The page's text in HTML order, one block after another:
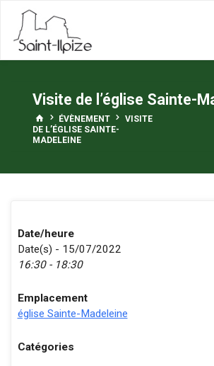
content
Visite de l’église Sainte-
HOMEÉVÈNEMENT
VISITE
DE L’ÉGLISE SAINTE-
MADELEINE
Date/heure
Date(s) - 15/07/2022
16:30 - 18:30
Emplacement
église Sainte-Madeleine
Catégories